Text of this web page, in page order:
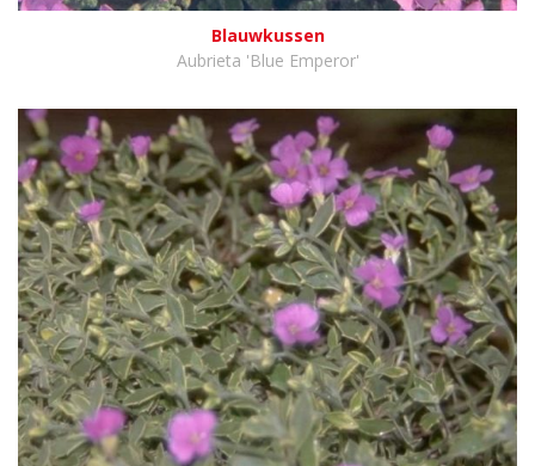
Blauwkussen
Aubrieta 'Blue Emperor'